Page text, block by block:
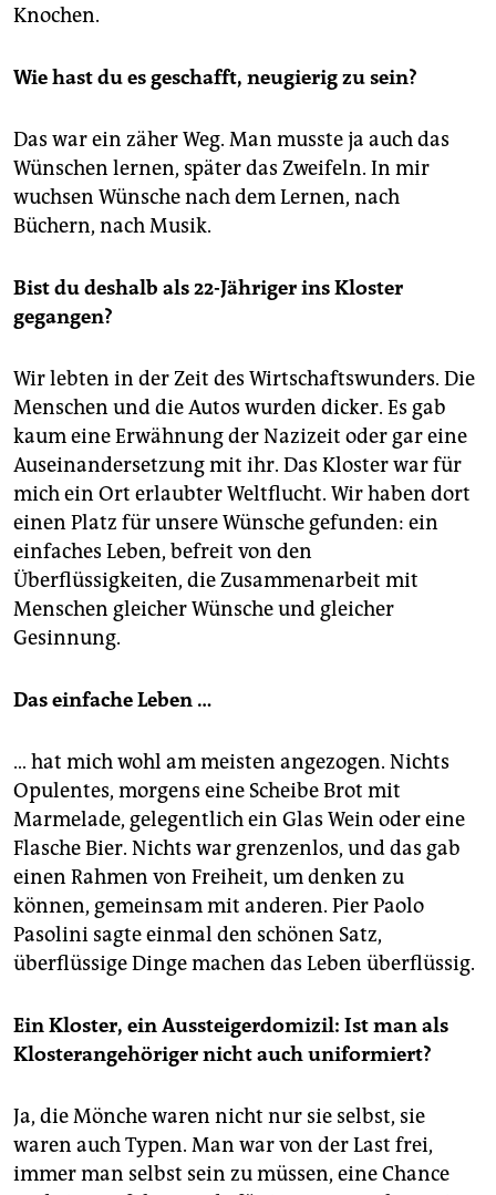
Knochen.
Wie hast du es geschafft, neugierig zu sein?
Das war ein zäher Weg. Man musste ja auch das
Wünschen lernen, später das Zweifeln. In mir
wuchsen Wünsche nach dem Lernen, nach
Büchern, nach Musik.
Bist du deshalb als 22-Jähriger ins Kloster
gegangen?
Wir lebten in der Zeit des Wirtschaftswunders. Die
Menschen und die Autos wurden dicker. Es gab
kaum eine Erwähnung der Nazizeit oder gar eine
Auseinandersetzung mit ihr. Das Kloster war für
mich ein Ort erlaubter Weltflucht. Wir haben dort
einen Platz für unsere Wünsche gefunden: ein
einfaches Leben, befreit von den
Überflüssigkeiten, die Zusammenarbeit mit
Menschen gleicher Wünsche und gleicher
Gesinnung.
Das einfache Leben …
… hat mich wohl am meisten angezogen. Nichts
Opulentes, morgens eine Scheibe Brot mit
Marmelade, gelegentlich ein Glas Wein oder eine
Flasche Bier. Nichts war grenzenlos, und das gab
einen Rahmen von Freiheit, um denken zu
können, gemeinsam mit anderen. Pier Paolo
Pasolini sagte einmal den schönen Satz,
überflüssige Dinge machen das Leben überflüssig.
Ein Kloster, ein Aussteigerdomizil: Ist man als
Klosterangehöriger nicht auch uniformiert?
Ja, die Mönche waren nicht nur sie selbst, sie
waren auch Typen. Man war von der Last frei,
immer man selbst sein zu müssen, eine Chance